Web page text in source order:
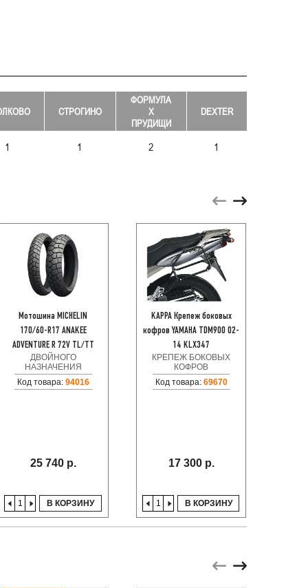
СТРОГИНО
ФОРМУЛА
Х
ПРУДИЩИ
DEXTER
1 1 2 1
Мотошина MICHELIN
170/60-R17 ANAKEE
ADVENTURE R 72V TL/TT
ДВОЙНОГО
НАЗНАЧЕНИЯ
Код товара: 94016
25 740 р.
В КОРЗИНУ
KAPPA Крепеж боковых
кофров YAMAHA TDM900 02-
14 KLX347
КРЕПЕЖ БОКОВЫХ
КОФРОВ
Код товара: 69670
17 300 р.
В КОРЗИНУ